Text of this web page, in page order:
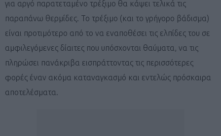
για αργό παρατεταμένο τρέξιμο θα κάψει τελικά τις
παραπάνω θερμίδες. Το τρέξιμο (και το γρήγορο βάδισμα)
είναι προτιμότερο από το να εναποθέσει τις ελπίδες του σε
αμφιλεγόμενες δίαιτες που υπόσχονται θαύματα, να τις
πληρώσει πανάκριβα εισπράττοντας τις περισσότερες
φορές έναν ακόμα καταναγκασμό και εντελώς πρόσκαιρα
αποτελέσματα.